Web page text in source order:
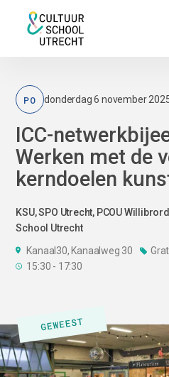
PO donderdag 6 november
ICC-
Werken met de
kerndoelen
KSU, SPO Utrecht, PCOU
School Utrecht
Kanaal30, Kanaalweg 30
15:30 - 17:30